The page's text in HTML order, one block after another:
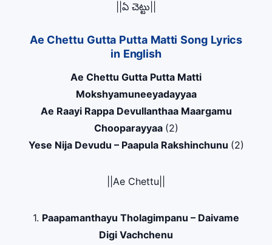
||ఏ చెట్టు||
Ae Chettu Gutta Putta Matti Song Lyrics
in English
Ae Chettu Gutta Putta Matti
Mokshyamuneeyadayyaa
Ae Raayi Rappa Devullanthaa Maargamu
Chooparayyaa (2)
Yese Nija Devudu – Paapula Rakshinchunu (2)
||Ae Chettu||
1. Paapamanthayu Tholagimpanu – Daivame
Digi Vachchenu